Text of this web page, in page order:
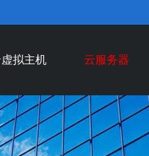
拟主机 云服务器